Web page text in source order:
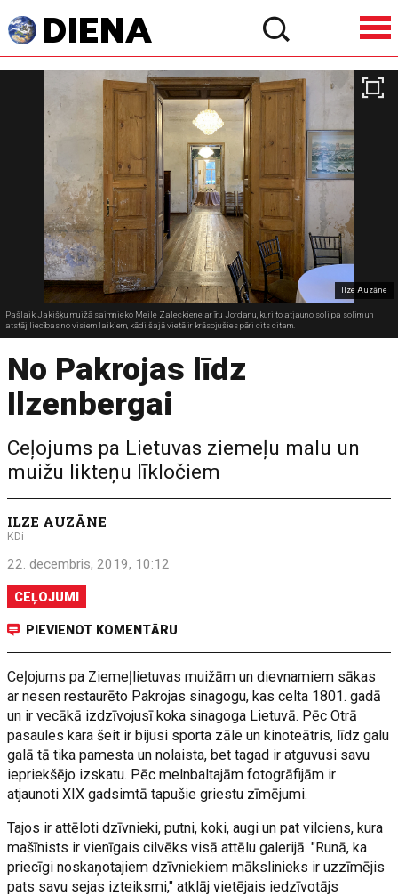
Ilze Auzāne
Pašlaik Jakišķu muižā saimnieko Meile Zaleckiene ar īru Jordanu, kuri to atjauno soli pa solim un
atstāj liecības no visiem laikiem, kādi šajā vietā ir krāsojušies pāri cits citam.
No Pakrojas līdz
Ilzenbergai
Ceļojums pa Lietuvas ziemeļu malu un
muižu likteņu līkločiem
ILZE AUZĀNE
KDi
22. decembris, 2019, 10:12
CEĻOJUMI
PIEVIENOT KOMENTĀRU
Ceļojums pa Ziemeļlietuvas muižām un dievnamiem sākas
ar nesen restaurēto Pakrojas sinagogu, kas celta 1801. gadā
un ir vecākā izdzīvojusī koka sinagoga Lietuvā. Pēc Otrā
pasaules kara šeit ir bijusi sporta zāle un kinoteātris, līdz galu
galā tā tika pamesta un nolaista, bet tagad ir atguvusi savu
iepriekšējo izskatu. Pēc melnbaltajām fotogrāfijām ir
atjaunoti XIX gadsimtā tapušie griestu zīmējumi.
Tajos ir attēloti dzīvnieki, putni, koki, augi un pat vilciens, kura
mašīnists ir vienīgais cilvēks visā attēlu galerijā. "Runā, ka
priecīgi noskaņotajiem dzīvniekiem mākslinieks ir uzzīmējis
pats savu sejas izteiksmi," atklāj vietējais iedzīvotājs